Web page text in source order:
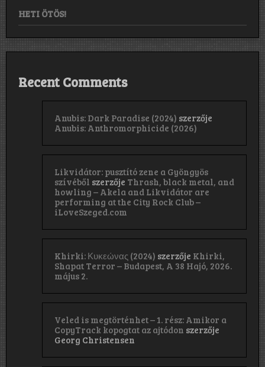
HETI ÖTÖS!
Recent Comments
Anubis: Dark Paradise (2024) szerzője
Anubis: Anthromorphicide (2026)
Likvidátor: pusztító zene a Gyöngyös
szívéből szerzője Thrash, black metal, and
howling – Akela and Likvidátor are
performing at the City Rock Club –
iLoveSzeged.com
Khirki: Κ​υ​κ​ε​ώ​ν​α​ς (2024) szerzője Khirki,
Shapat Terror – Budapest, A 38 Hajó, 2026.
május 2.
Veled is megtörténhet – 1. rész: Amikor a
CopyTrack kopogtat az ajtódon szerzője
Georg Christensen